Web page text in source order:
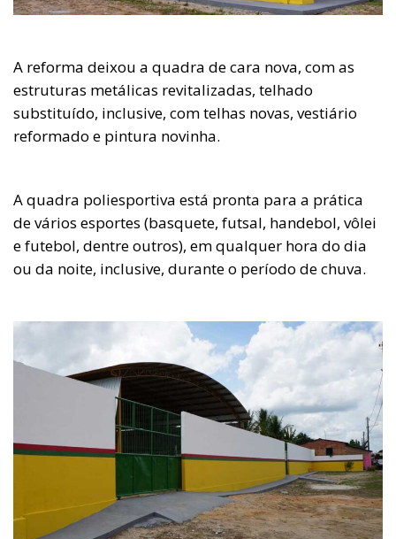
A reforma deixou a quadra de cara nova, com as
estruturas metálicas revitalizadas, telhado
substituído, inclusive, com telhas novas, vestiário
reformado e pintura novinha.
A quadra poliesportiva está pronta para a prática
de vários esportes (basquete, futsal, handebol, vôlei
e futebol, dentre outros), em qualquer hora do dia
ou da noite, inclusive, durante o período de chuva.